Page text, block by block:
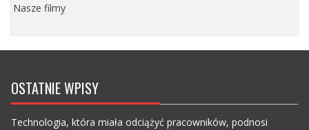
Nasze filmy
OSTATNIE WPISY
Technologia, która miała odciążyć pracowników, podnosi